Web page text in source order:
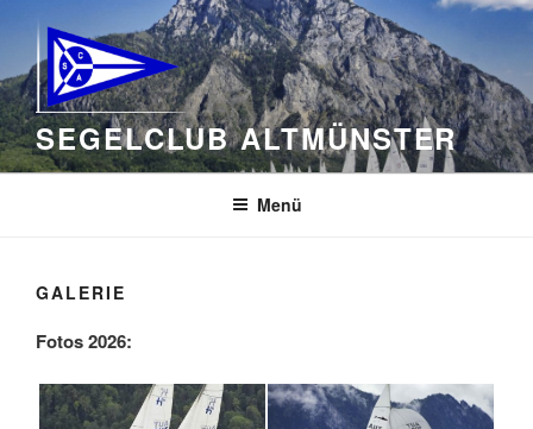
Inhalt
springen
SEGELCLUB ALTMÜNSTER
Menü
GALERIE
Fotos 2026: